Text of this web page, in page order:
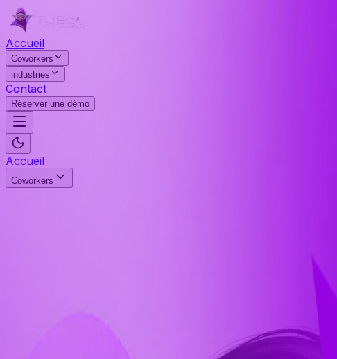
Accueil
Coworkers
industries
Contact
Réserver une démo
Accueil
Coworkers